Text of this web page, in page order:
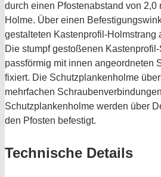
durch einen Pfostenabstand von 2,0
Holme. Über einen
gestalteten Kastenprofil-Holmstrang
Die stumpf gestoßenen
passförmig mit innen angeordneten
fixiert. Die Schutzplankenholme
mehrfachen
Schutzplankenholme werden über
den Pfosten befestigt.
Technische Details